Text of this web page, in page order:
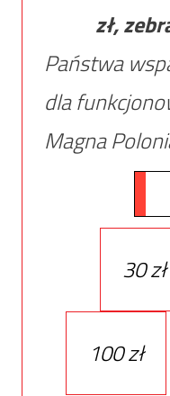
zł,
Państwa
dla
Magna
30 zł
100 zł